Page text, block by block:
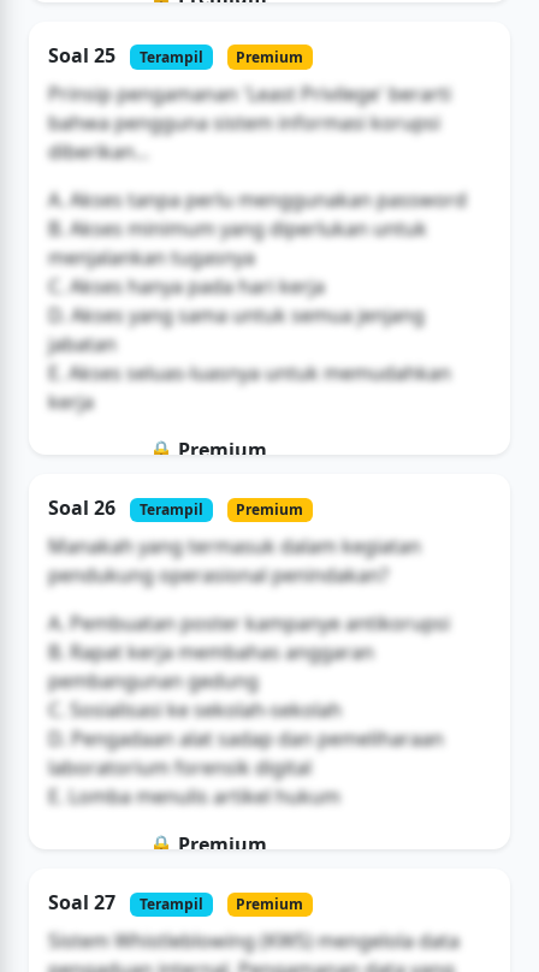
Buka Akses
Soal 25 Terampil Premium
Prinsip pengamanan 'Least Privilege' berarti
bahwa pengguna sistem informasi korupsi
diberikan...
A. Akses tanpa perlu menggunakan password
B. Akses minimum yang diperlukan untuk
menjalankan tugasnya
C. Akses hanya pada hari kerja
D. Akses yang sama untuk semua jenjang
jabatan
E. Akses seluas-luasnya untuk memudahkan
kerja
🔒 Premium
Buka Akses
Soal 26 Terampil Premium
Manakah yang termasuk dalam kegiatan
pendukung operasional penindakan?
A. Pembuatan poster kampanye antikorupsi
B. Rapat kerja membahas anggaran
pembangunan gedung
C. Sosialisasi ke sekolah-sekolah
D. Pengadaan alat sadap dan pemeliharaan
laboratorium forensik digital
E. Lomba menulis artikel hukum
🔒 Premium
Buka Akses
Soal 27 Terampil Premium
Sistem Whistleblowing (KWS) mengelola data